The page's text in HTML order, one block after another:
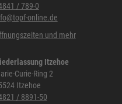
/ 789-0
online.de
und mehr
Itzehoe
Curie-Ring 2
Itzehoe
/ 8891-50